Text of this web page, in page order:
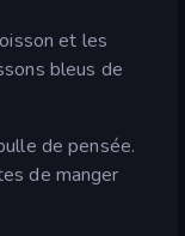
et les
bleus de
de pensée.
de manger